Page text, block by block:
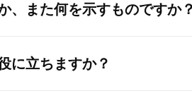
、また何を示すものですか？
に立ちますか？